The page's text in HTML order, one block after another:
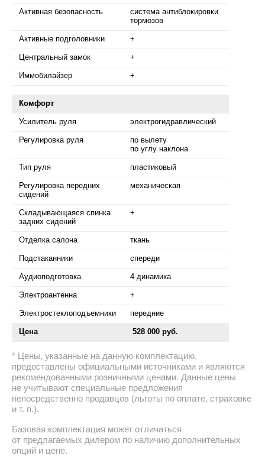
Активная безопасность
система антиблокировки
тормозов
Активные подголовники +
Центральный замок +
Иммобилайзер +
Комфорт
Усилитель руля электрогидравлический
Регулировка руля
по вылету
по углу наклона
Тип руля пластиковый
Регулировка передних
сидений
механическая
Складывающаяся спинка
задних сидений
+
Отделка салона ткань
Подстаканники спереди
Аудиоподготовка 4 динамика
Электроантенна +
Электростеклоподъемники передние
Цена 528 000 руб.
Цены, указанные на данную комплектацию,
предоставлены официальными источниками и являются
рекомендованными розничными ценами. Данные цены
не учитывают специальные предложения
непосредственно продавцов (льготы по оплате, страховке
и т. п.).
Базовая комплектация может отличаться
от предлагаемых дилером по наличию дополнительных
опций и цене.